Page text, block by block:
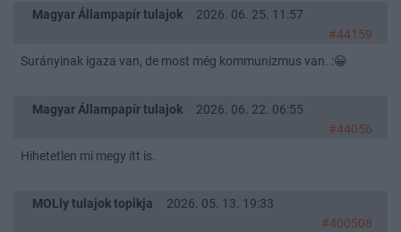
Magyar Állampapír tulajok
2026. 06. 25. 11:57
#44159
Surányinak igaza van, de most még kommunizmus van. :😀
Magyar Állampapír tulajok
2026. 06. 22. 06:55
#44056
Hihetetlen mi megy itt is.
MOLly tulajok topikja
2026. 05. 13. 19:33
#400508